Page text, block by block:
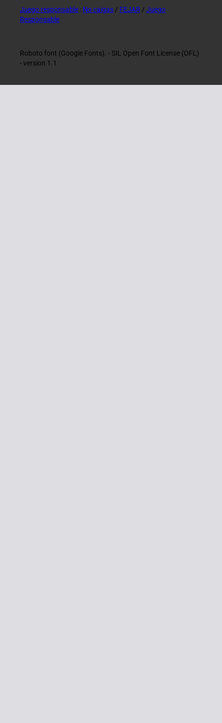
Juego responsable : No caigas / FEJAR / Juego
Responsable
Roboto font (Google Fonts). - SIL Open Font License (OFL)
- version 1.1